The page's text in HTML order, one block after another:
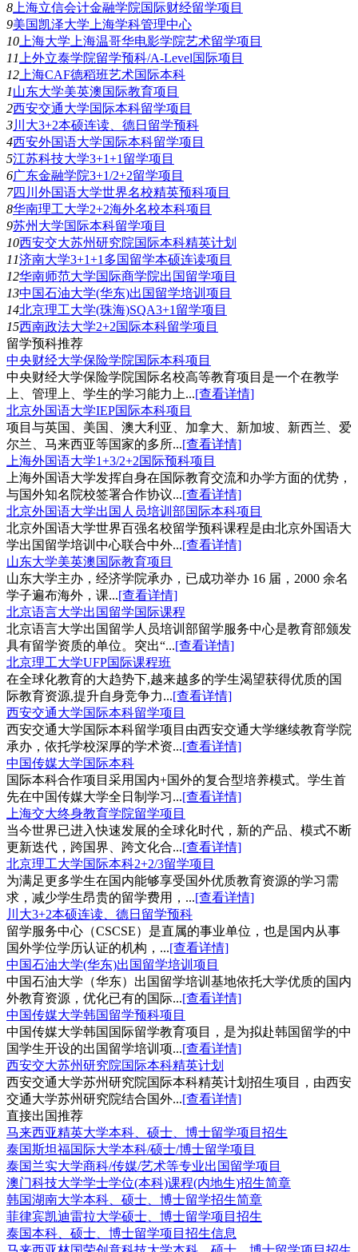
8 上海立信会计金融学院国际财经留学项目
9美国凯泽大学上海学科管理中心
10 上海大学上海温哥华电影学院艺术留学项目
11 上外立泰学院留学预科/A-Level国际项目
12 上海CAF德稻班艺术国际本科
1山东大学美英澳国际教育项目
2西安交通大学国际本科留学项目
3川大3+2本硕连读、德日留学预科
4西安外国语大学国际本科留学项目
5江苏科技大学3+1+1留学项目
6广东金融学院3+1/2+2留学项目
7四川外国语大学世界名校精英预科项目
8华南理工大学2+2海外名校本科项目
9苏州大学国际本科留学项目
10西安交大苏州研究院国际本科精英计划
11济南大学3+1+1多国留学本硕连读项目
12华南师范大学国际商学院出国留学项目
13中国石油大学(华东)出国留学培训项目
14北京理工大学(珠海)SQA3+1留学项目
15西南政法大学2+2国际本科留学项目
留学预科推荐
中央财经大学保险学院国际本科项目
中央财经大学保险学院国际名校高等教育项目是一个在教学
上、管理上、学生的学习能力上...[查看详情]
北京外国语大学IEP国际本科项目
项目与英国、美国、澳大利亚、加拿大、新加坡、新西兰、爱
尔兰、马来西亚等国家的多所...[查看详情]
上海外国语大学1+3/2+2国际预科项目
上海外国语大学发挥自身在国际教育交流和办学方面的优势，
与国外知名院校签署合作协议...[查看详情]
北京外国语大学出国人员培训部国际本科项目
北京外国语大学世界百强名校留学预科课程是由北京外国语大
学出国留学培训中心联合中外...[查看详情]
山东大学美英澳国际教育项目
山东大学主办，经济学院承办，已成功举办 16 届，2000 余名
学子遍布海外，课...[查看详情]
北京语言大学出国留学国际课程
北京语言大学出国留学人员培训部留学服务中心是教育部颁发
具有留学资质的单位。突出“...[查看详情]
北京理工大学UFP国际课程班
在全球化教育的大趋势下,越来越多的学生渴望获得优质的国
际教育资源,提升自身竞争力...[查看详情]
西安交通大学国际本科留学项目
西安交通大学国际本科留学项目由西安交通大学继续教育学院
承办，依托学校深厚的学术资...[查看详情]
中国传媒大学国际本科
国际本科合作项目采用国内+国外的复合型培养模式。学生首
先在中国传媒大学全日制学习...[查看详情]
上海交大终身教育学院留学项目
当今世界已进入快速发展的全球化时代，新的产品、模式不断
更新迭代，跨国界、跨文化合...[查看详情]
北京理工大学国际本科2+2/3留学项目
为满足更多学生在国内能够享受国外优质教育资源的学习需
求，减少学生昂贵的留学费用，...[查看详情]
川大3+2本硕连读、德日留学预科
留学服务中心（CSCSE）是直属的事业单位，也是国内从事
国外学位学历认证的机构，...[查看详情]
中国石油大学(华东)出国留学培训项目
中国石油大学（华东）出国留学培训基地依托大学优质的国内
外教育资源，优化已有的国际...[查看详情]
中国传媒大学韩国留学预科项目
中国传媒大学韩国国际留学教育项目，是为拟赴韩国留学的中
国学生开设的出国留学培训项...[查看详情]
西安交大苏州研究院国际本科精英计划
西安交通大学苏州研究院国际本科精英计划招生项目，由西安
交通大学苏州研究院结合国外...[查看详情]
直接出国推荐
马来西亚精英大学本科、硕士、博士留学项目招生
泰国斯坦福国际大学本科/硕士/博士留学项目
泰国兰实大学商科/传媒/艺术等专业出国留学项目
澳门科技大学学士学位(本科)课程(内地生)招生简章
韩国湖南大学本科、硕士、博士留学招生简章
菲律宾凯迪雷拉大学硕士、博士留学项目招生
泰国本科、硕士、博士留学项目招生信息